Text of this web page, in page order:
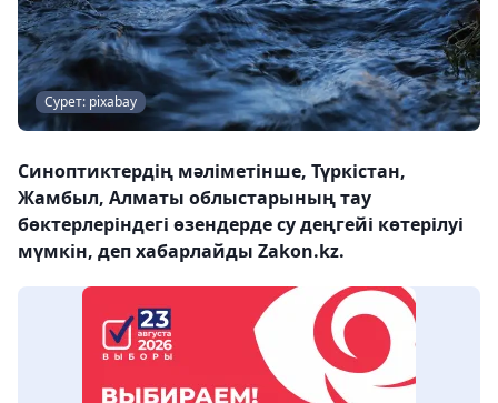
Сурет: pixabay
Синоптиктердің мәліметінше, Түркістан,
Жамбыл, Алматы облыстарының тау
бөктерлеріндегі өзендерде су деңгейі көтерілуі
мүмкін, деп хабарлайды Zakon.kz.